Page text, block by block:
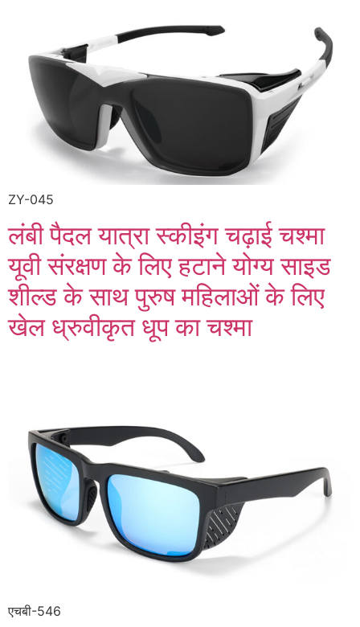
ZY-045
लंबी पैदल यात्रा स्कीइंग चढ़ाई चश्मा
यूवी संरक्षण के लिए हटाने योग्य साइड
शील्ड के साथ पुरुष महिलाओं के लिए
खेल ध्रुवीकृत धूप का चश्मा
एचबी-546